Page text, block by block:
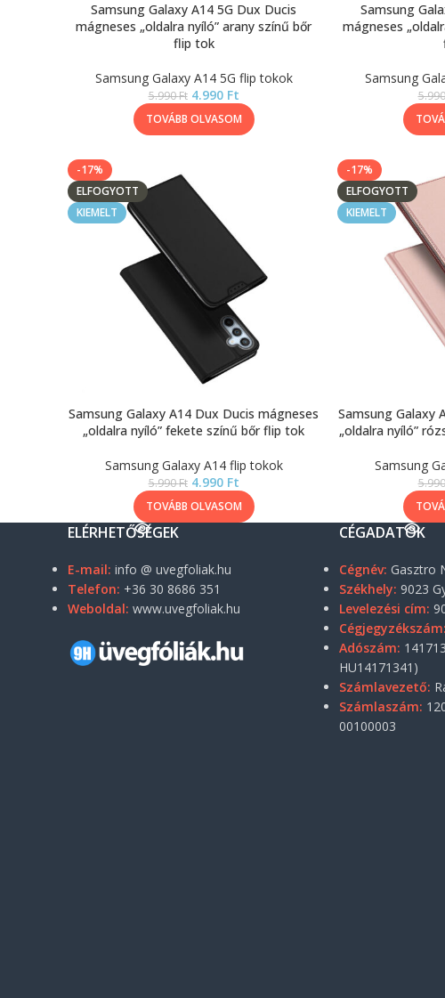
Samsung Galaxy A14 5G Dux Ducis
mágneses „oldalra nyíló” arany színű bőr
flip tok
Samsung Galaxy A14 5G flip tokok
5.990Ft 4.990 Ft
TOVÁBB OLVASOM
Samsung
mágneses
Samsung
-17%
ELFOGYOTT
KIEMELT
Samsung Galaxy A14 Dux Ducis mágneses
„oldalra nyíló” fekete színű bőr flip tok
Samsung Galaxy A14 flip tokok
5.990Ft 4.990 Ft
TOVÁBB OLVASOM
-17%
ELFOGYOTT
KIEMELT
Samsung Galaxy
„oldalra nyíló”
Samsung
ELÉRHETŐSÉGEK
E-mail: info @ uvegfoliak.hu
Telefon: +36 30 8686 351
Weboldal: www.uvegfoliak.hu
CÉGADATOK
Cégnév: Gasztro
Székhely: 9023
Levelezési cím:
Cégjegyzékszám:
Adószám:
HU14171341)
Számlavezető:
Számlaszám:
00100003